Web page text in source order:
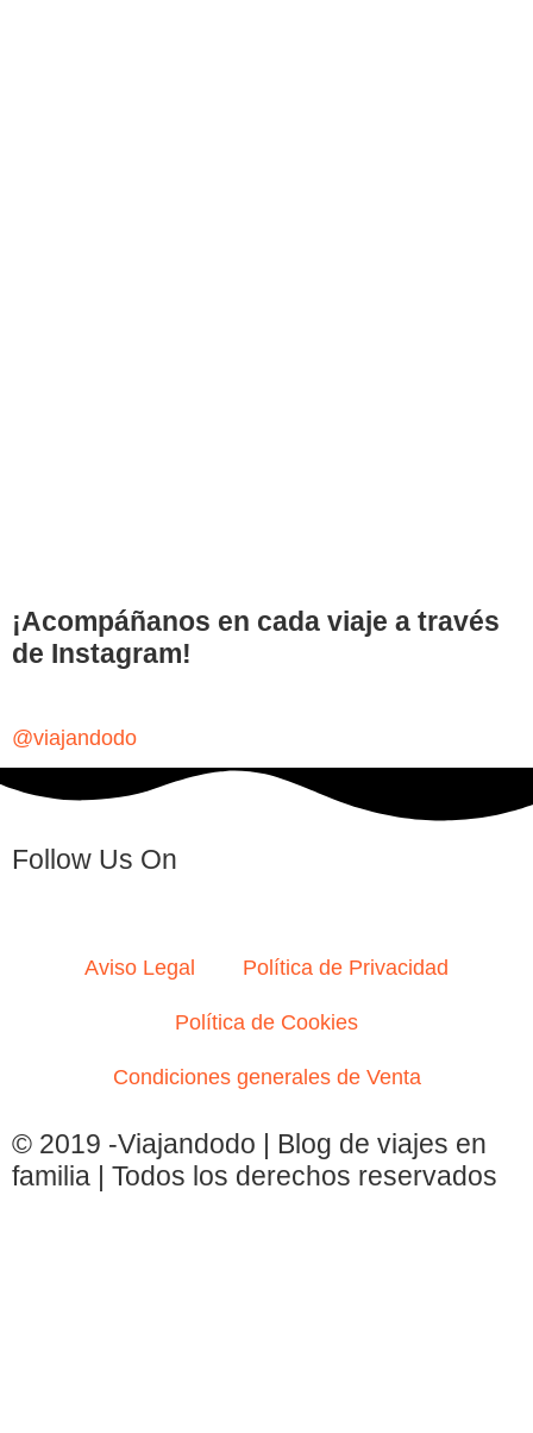
¡Acompáñanos en cada viaje a través
de Instagram!
@viajandodo
Follow Us On
Aviso Legal Política de Privacidad
Política de Cookies
Condiciones generales de Venta
© 2019 -Viajandodo | Blog de viajes en
familia | Todos los derechos reservados